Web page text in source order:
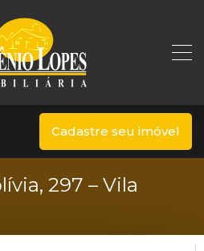
Cadastre seu imóvel
297 – Vila